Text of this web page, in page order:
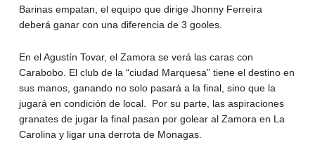
Barinas empatan, el equipo que dirige Jhonny Ferreira
deberá ganar con una diferencia de 3 gooles.
En el Agustín Tovar, el Zamora se verá las caras con
Carabobo. El club de la “ciudad Marquesa” tiene el destino en
sus manos, ganando no solo pasará a la final, sino que la
jugará en condición de local. Por su parte, las aspiraciones
granates de jugar la final pasan por golear al Zamora en La
Carolina y ligar una derrota de Monagas.